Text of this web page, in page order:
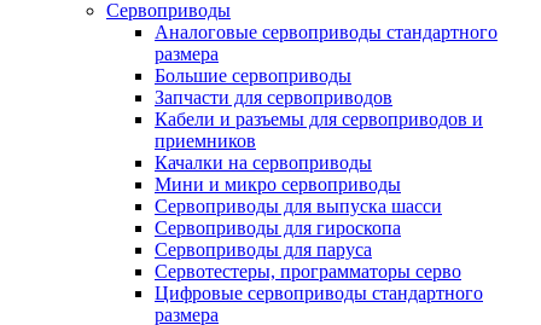
Сервоприводы
Аналоговые сервоприводы стандартного
размера
Большие сервоприводы
Запчасти для сервоприводов
Кабели и разъемы для сервоприводов и
приемников
Качалки на сервоприводы
Мини и микро сервоприводы
Сервоприводы для выпуска шасси
Сервоприводы для гироскопа
Сервоприводы для паруса
Сервотестеры, программаторы серво
Цифровые сервоприводы стандартного
размера